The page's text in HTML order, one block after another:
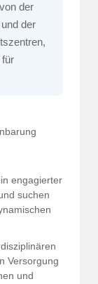
der
der
engagierter
suchen
Versorgung
und